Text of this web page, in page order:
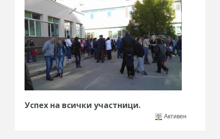
Успех на всички участници.
Активен